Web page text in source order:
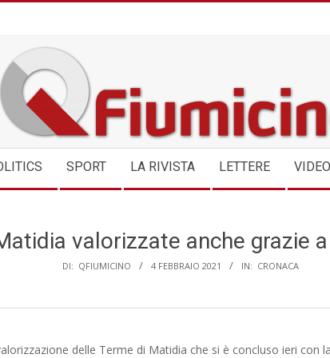
SPORT LA RIVISTA LETTERE VIDEO
valorizzate anche grazie
DI: QFIUMICINO 4 FEBBRAIO 2021 IN: CRONACA
delle Terme di Matidia che si è concluso ieri con